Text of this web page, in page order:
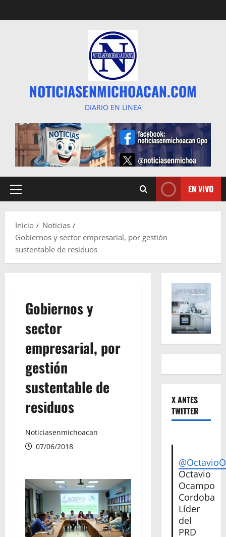
al
NOTICIASENMICHOACAN.COM
DIARIO EN LINEA
Menú
EN VIVO
Inicio
Noticias
Gobiernos y sector empresarial, por gestión
sustentable de residuos
Gobiernos y
sector
empresarial, por
gestión
sustentable de
residuos
Noticiasenmichoacan
07/06/2018
X ANTES
TWITTER
Octavio
Ocampo
Cordoba
Líder
del
PRD